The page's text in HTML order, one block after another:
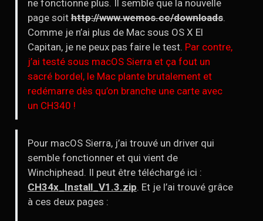
ne fonctionne plus. Il semble que la nouvelle
page soithttp://www.wemos.cc/downloads.
Comme je n’ai plus de Mac sous OS X El
Capitan, je ne peux pas faire le test. Par contre,
j’ai testé sous macOS Sierra et ça fout un
sacré bordel, le Mac plante brutalement et
redémarre dès qu’on branche une carte avec
un CH340 !
Pour macOS Sierra, j’ai trouvé un driver qui
semble fonctionner et qui vient de
Winchiphead. Il peut être téléchargé ici :
CH34x_Install_V1.3.zip. Et je l’ai trouvé grâce
à ces deux pages :